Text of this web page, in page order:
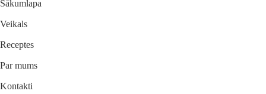
Sākumlapa
Veikals
Receptes
Par mums
Kontakti